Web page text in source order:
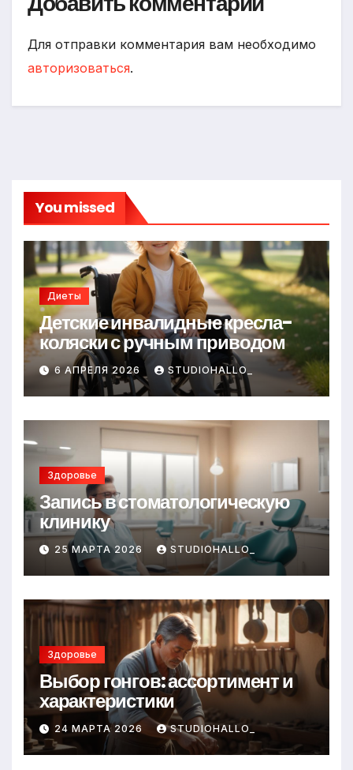
Для отправки комментария вам необходимо
авторизоваться.
You missed
Диеты
Детские инвалидные кресла-
коляски с ручным приводом
6 АПРЕЛЯ 2026 STUDIOHALLO_
Здоровье
Запись в стоматологическую
клинику
25 МАРТА 2026 STUDIOHALLO_
Здоровье
Выбор гонгов: ассортимент и
характеристики
24 МАРТА 2026 STUDIOHALLO_